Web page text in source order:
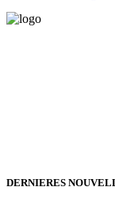
DERNIERES